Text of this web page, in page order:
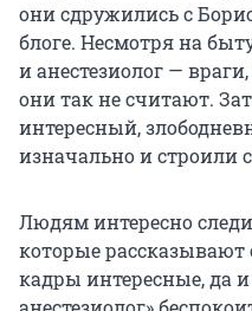
они сдружились с
блоге. Несмотря на
и анестезиолог —
они так не считают.
интересный,
изначально и строили
Людям интересно
которые рассказывают
кадры интересные, да